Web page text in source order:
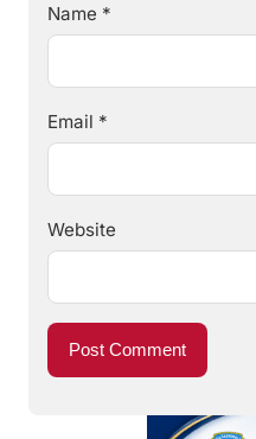
Name *
Email *
Website